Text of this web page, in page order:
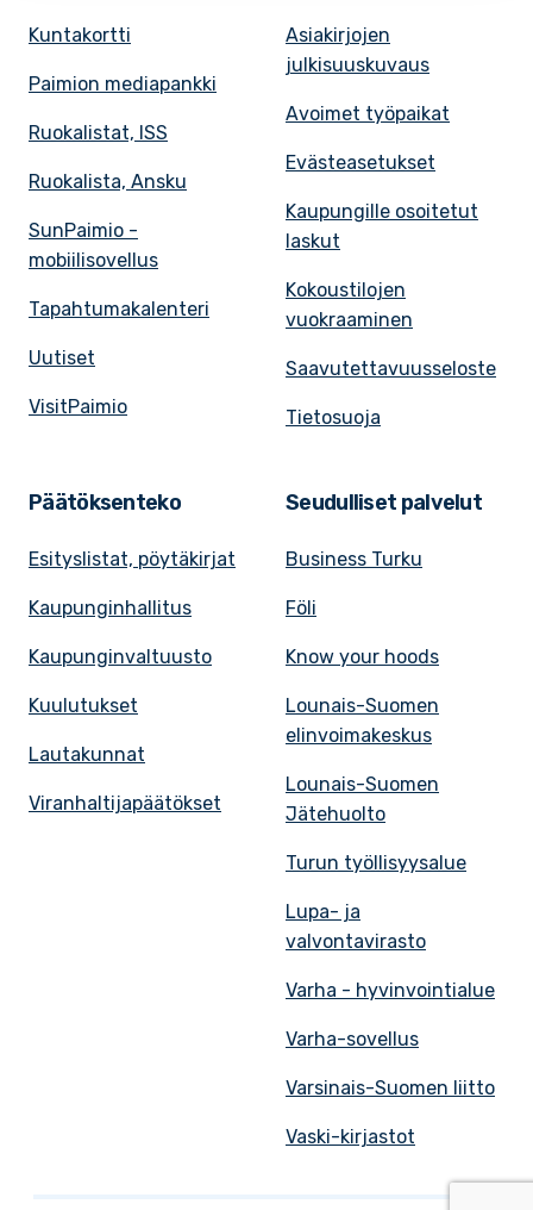
Kuntakortti
Paimion mediapankki
Ruokalistat, ISS
Ruokalista, Ansku
SunPaimio -
mobiilisovellus
Tapahtumakalenteri
Uutiset
VisitPaimio
Asiakirjojen
julkisuuskuvaus
Avoimet työpaikat
Evästeasetukset
Kaupungille osoitetut
laskut
Kokoustilojen
vuokraaminen
Saavutettavuusseloste
Tietosuoja
Päätöksenteko
Esityslistat, pöytäkirjat
Kaupunginhallitus
Kaupunginvaltuusto
Kuulutukset
Lautakunnat
Viranhaltijapäätökset
Seudulliset palvelut
Business Turku
Föli
Know your hoods
Lounais-Suomen
elinvoimakeskus
Lounais-Suomen
Jätehuolto
Turun työllisyysalue
Lupa- ja
valvontavirasto
Varha - hyvinvointialue
Varha-sovellus
Varsinais-Suomen liitto
Vaski-kirjastot